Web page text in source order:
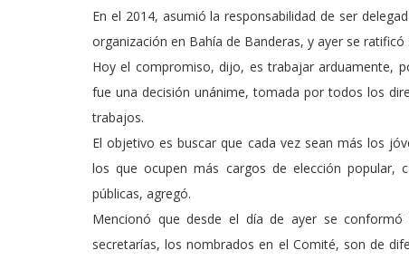
En el 2014, asumió la responsabilidad de ser
organización en Bahía de Banderas, y ayer se
Hoy el compromiso, dijo, es trabajar arduamente,
fue una decisión unánime, tomada por todos los
trabajos.
El objetivo es buscar que cada vez sean más los
los que ocupen más cargos de elección popular,
públicas, agregó.
Mencionó que desde el día de ayer se
secretarías, los nombrados en el Comité, son de